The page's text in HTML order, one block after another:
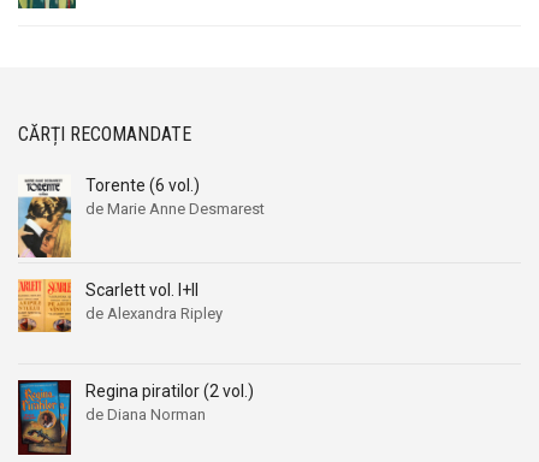
CĂRȚI RECOMANDATE
Torente (6 vol.)
de Marie Anne Desmarest
Scarlett vol. I+II
de Alexandra Ripley
Regina piratilor (2 vol.)
de Diana Norman